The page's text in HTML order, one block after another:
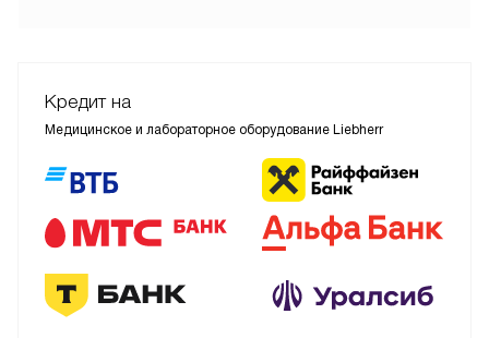
Кредит на
Медицинское и лабораторное оборудование Liebherr